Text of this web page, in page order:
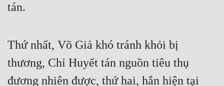
tán.
Thứ nhất, Võ Giả khó tránh khỏi bị
thương, Chỉ Huyết tán nguồn tiêu thụ
đương nhiên được, thứ hai, hắn hiện tại